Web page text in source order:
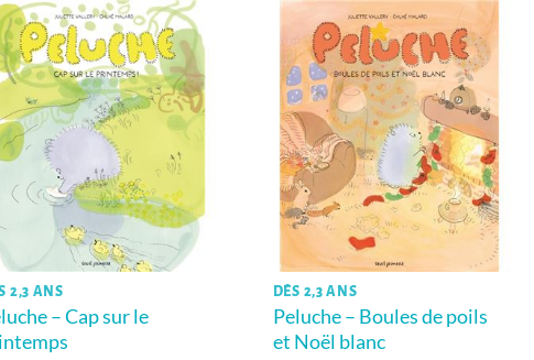
2,3 ANS
– Cap sur le
DÈS 2,3 ANS
Peluche – Boules de poils
et Noël blanc